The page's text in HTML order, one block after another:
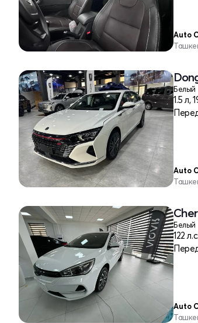
Auto
Белый
1.5 л,
Auto
Белый
122
Auto